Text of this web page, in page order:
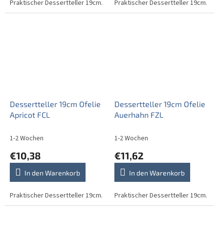
Praktischer Dessertteller 19cm. Praktischer Dessertteller 19cm.
Dessertteller 19cm Ofelie
Apricot FCL
1-2 Wochen
€10,38
In den Warenkorb
Praktischer Dessertteller 19cm.
Dessertteller 19cm Ofelie
Auerhahn FZL
1-2 Wochen
€11,62
In den Warenkorb
Praktischer Dessertteller 19cm.